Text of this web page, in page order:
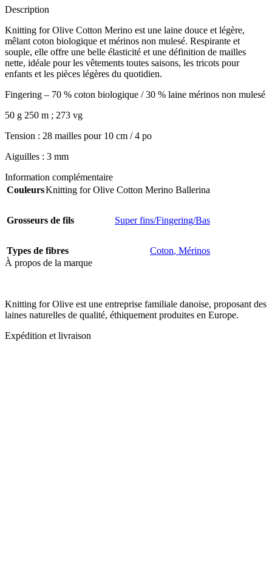
Description
Knitting for Olive Cotton Merino est une laine douce et légère,
mêlant coton biologique et mérinos non mulesé. Respirante et
souple, elle offre une belle élasticité et une définition de mailles
nette, idéale pour les vêtements toutes saisons, les tricots pour
enfants et les pièces légères du quotidien.
Fingering – 70 % coton biologique / 30 % laine mérinos non mulesé
50 g 250 m ; 273 vg
Tension : 28 mailles pour 10 cm / 4 po
Aiguilles : 3 mm
Information complémentaire
CouleursKnitting for Olive Cotton Merino Ballerina
Grosseurs de fils Super fins/Fingering/Bas
Types de fibres Coton, Mérinos
À propos de la marque
Knitting for Olive est une entreprise familiale danoise, proposant des
laines naturelles de qualité, éthiquement produites en Europe.
Expédition et livraison